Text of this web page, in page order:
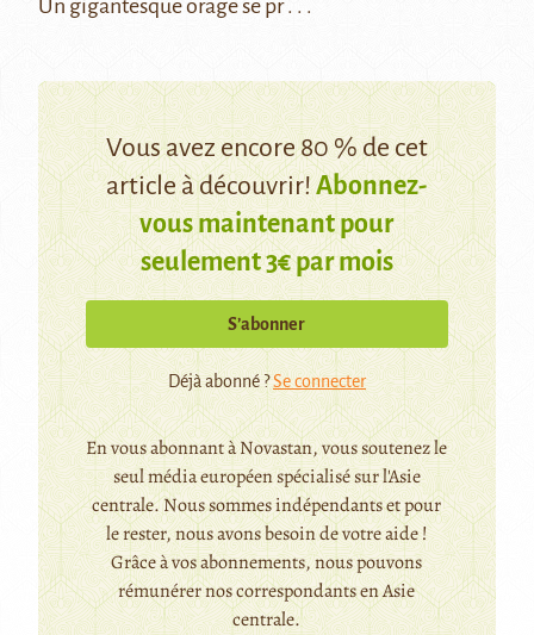
Un gigantesque orage se pr . . .
Vous avez encore 80 % de cet
article à découvrir!Abonnez-
vous maintenant pour
seulement 3€ par mois
S’abonner
Déjà abonné ?Se connecter
En vous abonnant à Novastan, vous soutenez le
seul média européen spécialisé sur l'Asie
centrale. Nous sommes indépendants et pour
le rester, nous avons besoin de votre aide !
Grâce à vos abonnements, nous pouvons
rémunérer nos correspondants en Asie
centrale.